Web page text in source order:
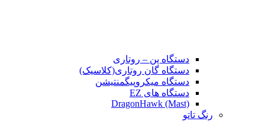
دستگاه پن – روتاری
دستگاه گان روتاری(کلاسیک)
دستگاه میکروپیگمنتیشن
دستگاه های EZ
DragonHawk (Mast)
رنگ تاتو